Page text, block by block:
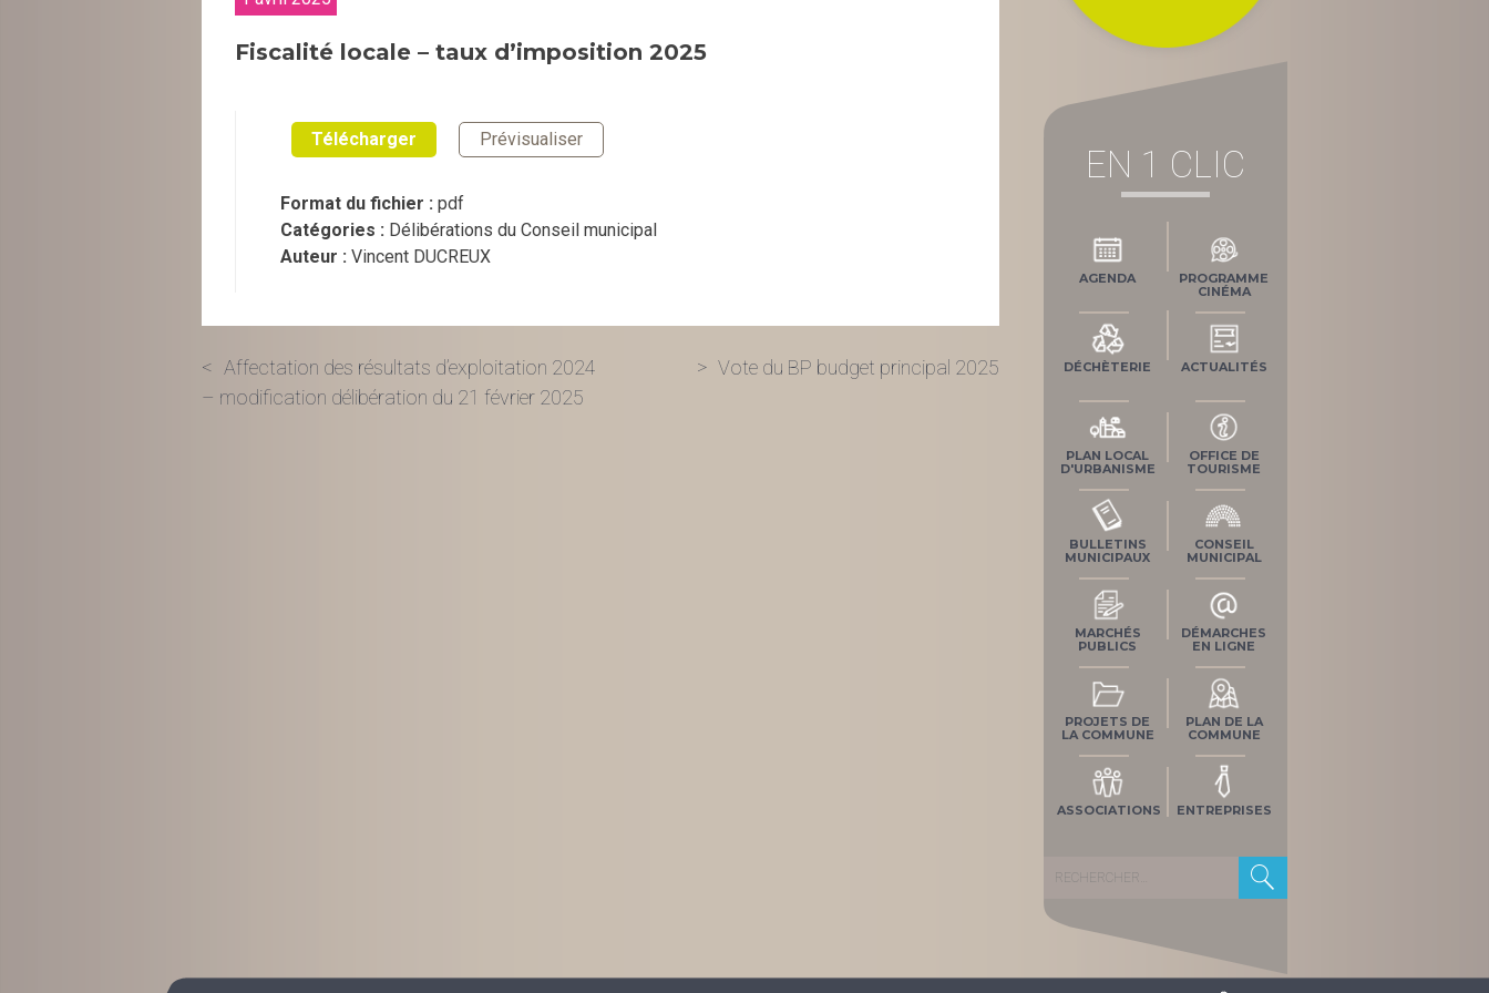
Fiscalité locale – taux d’imposition 2025
Télécharger Prévisualiser
Format du fichier : pdf
Catégories : Délibérations du Conseil municipal
Auteur : Vincent DUCREUX
Navigation
de
Affectation des résultats d’exploitation 2024
– modification délibération du 21 février 2025
Vote du BP budget principal 2025
EN 1 CLIC
AGENDA
PROGRAMME
CINÉMA
DÉCHÈTERIE ACTUALITÉS
PLAN LOCAL
D'URBANISME
OFFICE DE
TOURISME
BULLETINS
MUNICIPAUX
CONSEIL
MUNICIPAL
MARCHÉS
PUBLICS
DÉMARCHES
EN LIGNE
PROJETS DE
LA COMMUNE
PLAN DE LA
COMMUNE
ASSOCIATIONS ENTREPRISES
Rechercher :